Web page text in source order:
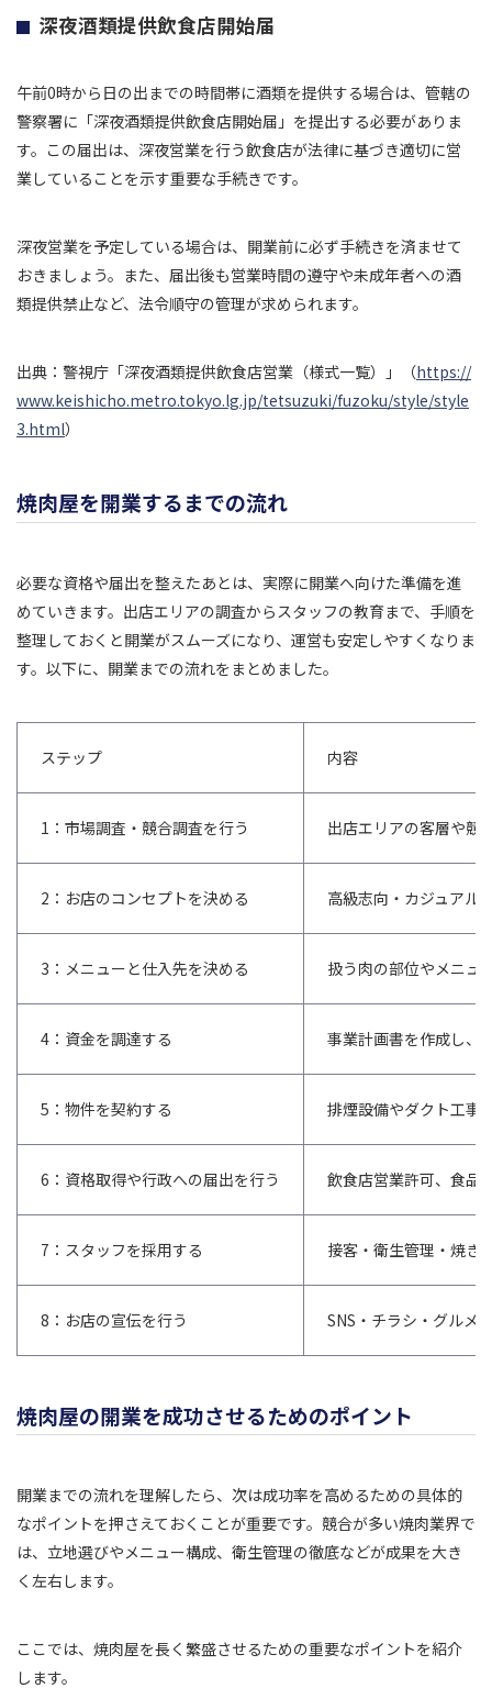
深夜酒類提供飲食店開始届
午前0時から日の出までの時間帯に酒類を提供する場合は、管轄の
警察署に「深夜酒類提供飲食店開始届」を提出する必要がありま
す。この届出は、深夜営業を行う飲食店が法律に基づき適切に営
業していることを示す重要な手続きです。
深夜営業を予定している場合は、開業前に必ず手続きを済ませて
おきましょう。また、届出後も営業時間の遵守や未成年者への酒
類提供禁止など、法令順守の管理が求められます。
出典：警視庁「深夜酒類提供飲食店営業（様式一覧）」（https://
www.keishicho.metro.tokyo.lg.jp/tetsuzuki/fuzoku/style/style
3.html）
焼肉屋を開業するまでの流れ
必要な資格や届出を整えたあとは、実際に開業へ向けた準備を進
めていきます。出店エリアの調査からスタッフの教育まで、手順を
整理しておくと開業がスムーズになり、運営も安定しやすくなりま
す。以下に、開業までの流れをまとめました。
ステップ 内容
1：市場調査・競合調査を行う 出店エリアの客層や競
2：お店のコンセプトを決める 高級志向・カジュアル
3：メニューと仕入先を決める 扱う肉の部位やメニュ
4：資金を調達する 事業計画書を作成し、
5：物件を契約する 排煙設備やダクト工事
6：資格取得や行政への届出を行う 飲食店営業許可、食品
7：スタッフを採用する 接客・衛生管理・焼き
8：お店の宣伝を行う SNS・チラシ・グルメ
焼肉屋の開業を成功させるためのポイント
開業までの流れを理解したら、次は成功率を高めるための具体的
なポイントを押さえておくことが重要です。競合が多い焼肉業界で
は、立地選びやメニュー構成、衛生管理の徹底などが成果を大き
く左右します。
ここでは、焼肉屋を長く繁盛させるための重要なポイントを紹介
します。